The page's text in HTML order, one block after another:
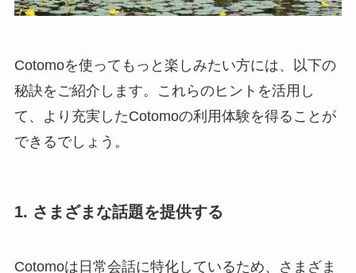
Cotomoを使ってもっと楽しみたい方には、以下の
秘訣をご紹介します。これらのヒントを活用し
て、より充実したCotomoの利用体験を得ることが
できるでしょう。
1. さまざまな話題を提供する
Cotomoは日常会話に特化しているため、さまざま